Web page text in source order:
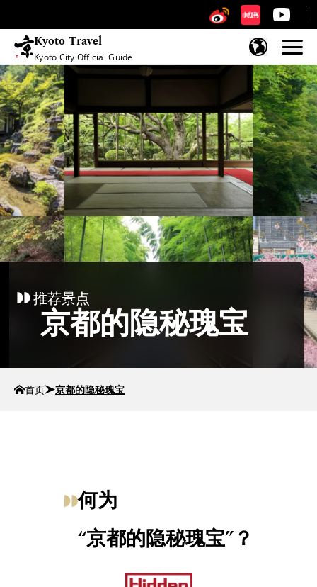
Kyoto Travel
Kyoto City Official Guide
跳至内容
推荐景点
京都的隐秘瑰宝
首页 京都的隐秘瑰宝
何为
“京都的隐秘瑰宝”？